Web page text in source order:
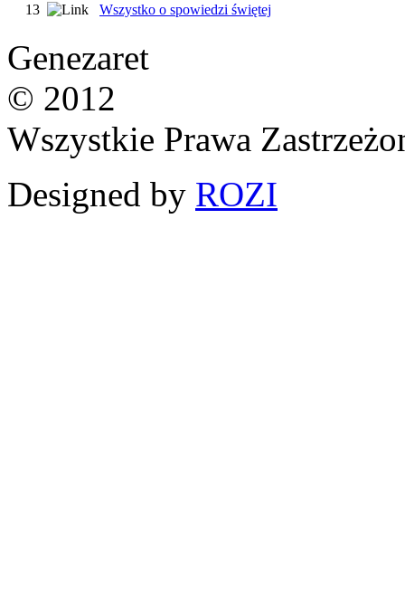
13
Wszystko o spowiedzi świętej
Genezaret
© 2012
Wszystkie Prawa
Designed by ROZI